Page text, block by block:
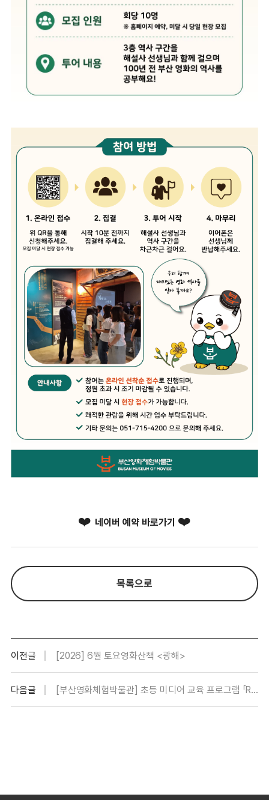
❤️ 네이버 예약 바로가기 ❤️
목록으로
이전글 [2026] 6월 토요영화산책 <광해>
다음글 [부산영화체험박물관] 초등 미디어 교육 프로그램 「READY ACTION! 나도 미디어 크리에이터 되기!」